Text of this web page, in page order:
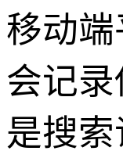
移动
会记
是搜